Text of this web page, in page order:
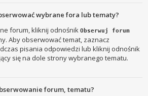
wybrane fora lub tematy?
forum, kliknij odnośnikObserwuj forum
Aby obserwować temat, zaznacz
pisania odpowiedzi lub kliknij odnośnik
się na dole strony wybranego tematu.
forum, tematu?